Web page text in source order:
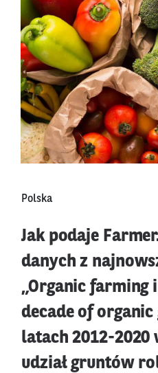
Polska
Jak podaje
danych z
„Organic farming
decade of
latach 2012-2020
udział gruntów